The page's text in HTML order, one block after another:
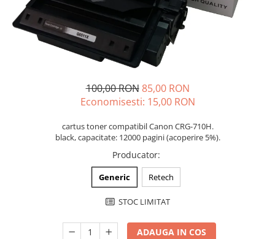
100,00 RON 85,00 RON
Economisesti: 15,00 RON
cartus toner compatibil Canon CRG-710H.
black, capacitate: 12000 pagini (acoperire 5%).
Producator:
Generic Retech
STOC LIMITAT
ADAUGA IN COS